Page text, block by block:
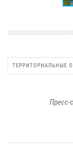
ТЕРРИТОРИАЛЬНЫЕ
Пресс-